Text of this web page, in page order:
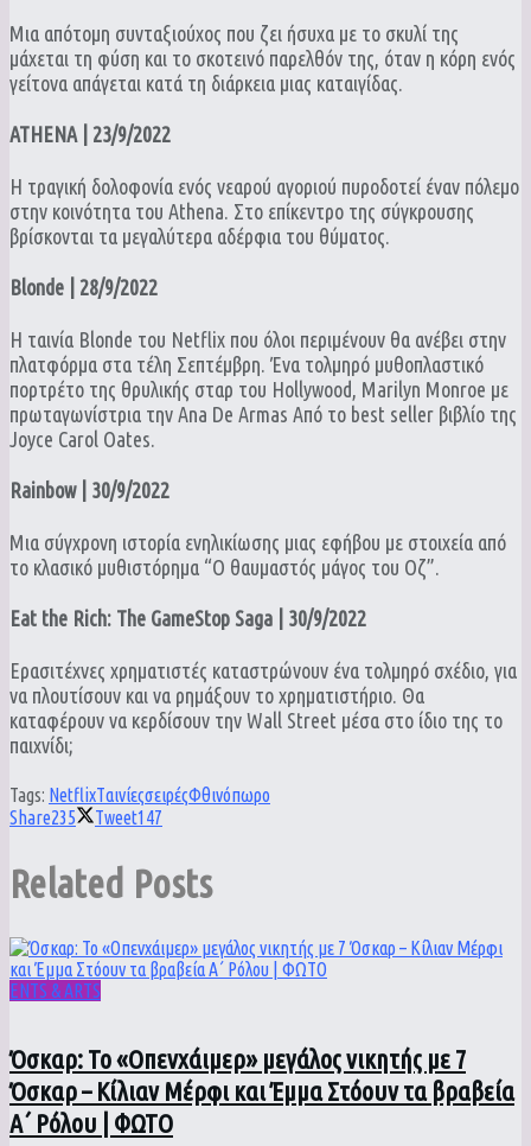
Μια απότομη συνταξιούχος που ζει ήσυχα με το σκυλί της
μάχεται τη φύση και το σκοτεινό παρελθόν της, όταν η κόρη ενός
γείτονα απάγεται κατά τη διάρκεια μιας καταιγίδας.
ATHENA | 23/9/2022
Η τραγική δολοφονία ενός νεαρού αγοριού πυροδοτεί έναν πόλεμο
στην κοινότητα του Athena. Στο επίκεντρο της σύγκρουσης
βρίσκονται τα μεγαλύτερα αδέρφια του θύματος.
Blonde | 28/9/2022
Η ταινία Blonde του Netflix που όλοι περιμένουν θα ανέβει στην
πλατφόρμα στα τέλη Σεπτέμβρη. Ένα τολμηρό μυθοπλαστικό
πορτρέτο της θρυλικής σταρ του Hollywood, Marilyn Monroe με
πρωταγωνίστρια την Ana De Armas Από το best seller βιβλίο της
Joyce Carol Oates.
Rainbow | 30/9/2022
Μια σύγχρονη ιστορία ενηλικίωσης μιας εφήβου με στοιχεία από
το κλασικό μυθιστόρημα “Ο θαυμαστός μάγος του Οζ”.
Eat the Rich: The GameStop Saga | 30/9/2022
Ερασιτέχνες χρηματιστές καταστρώνουν ένα τολμηρό σχέδιο, για
να πλουτίσουν και να ρημάξουν το χρηματιστήριο. Θα
καταφέρουν να κερδίσουν την Wall Street μέσα στο ίδιο της το
παιχνίδι;
Tags: NetflixTαινίεςσειρέςΦθινόπωρο
Share235 Tweet147
Related Posts
ENTS & ARTS
Όσκαρ: Το «Οπενχάιμερ» μεγάλος νικητής με 7
Όσκαρ – Κίλιαν Μέρφι και Έμμα Στόουν τα βραβεία
Α΄ Ρόλου | ΦΩΤΟ